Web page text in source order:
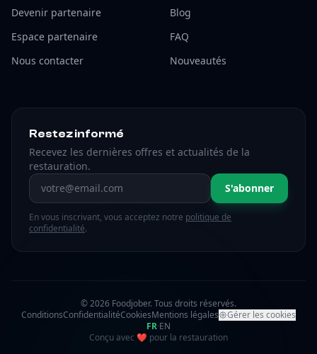
Devenir partenaire
Espace partenaire
Nous contacter
Blog
FAQ
Nouveautés
Restez informé
Recevez les dernières offres et actualités de la
restauration.
Adresse email S'abonner
En vous inscrivant, vous acceptez notre politique de
confidentialité.
© 2026 Foodjober. Tous droits réservés.
ConditionsConfidentialitéCookiesMentions légales
Gérer les cookies
FR·EN
Conçu avec ❤ amour
pour la restauration